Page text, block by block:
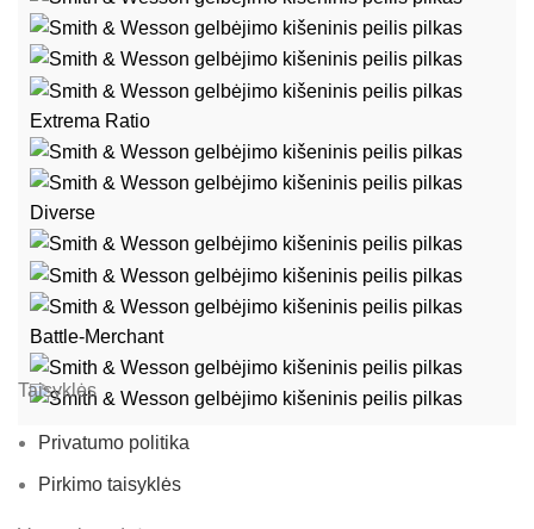
Extrema Ratio
Diverse
Battle-Merchant
Taisyklės
Privatumo politika
Pirkimo taisyklės